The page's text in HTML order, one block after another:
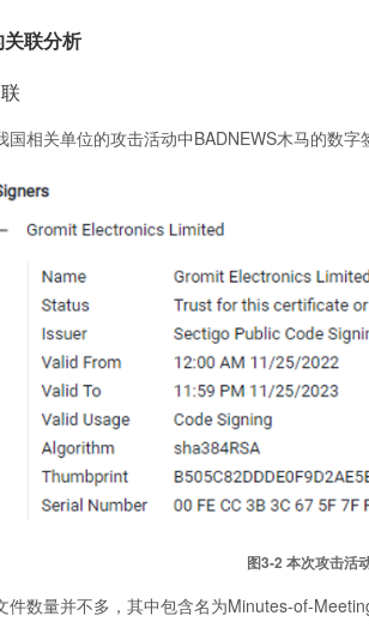
联分析
国相关单位的攻击活动中BADNEWS木马的数
图3‑2 本次攻击活
件数量并不多，其中包含名为Minutes-of-